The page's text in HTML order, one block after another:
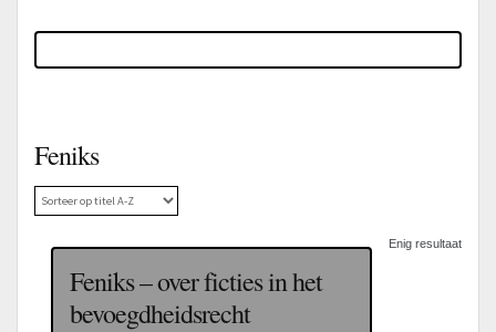
Feniks
Enig resultaat
Feniks – over ficties in het
bevoegdheidsrecht